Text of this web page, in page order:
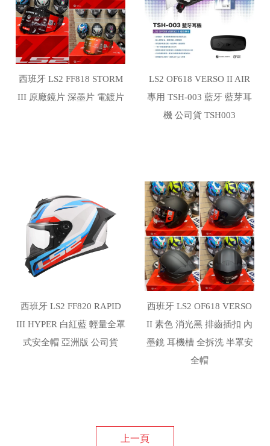
西班牙 LS2 FF818 STORM
III 原廠鏡片 深墨片 電鍍片
LS2 OF618 VERSO II AIR
專用 TSH-003 藍牙 藍芽耳
機 公司貨 TSH003
西班牙 LS2 FF820 RAPID
III HYPER 白紅藍 輕量全罩
式安全帽 亞洲版 公司貨
西班牙 LS2 OF618 VERSO
II 素色 消光黑 排齒插扣 內
墨鏡 耳機槽 全拆洗 半罩安
全帽
上一頁